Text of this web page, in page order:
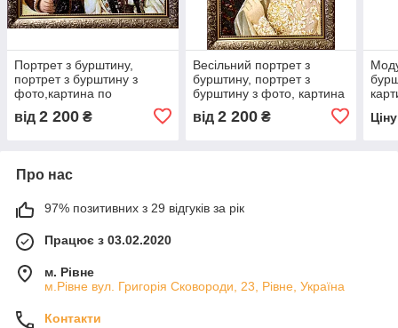
Портрет з бурштину,
портрет з бурштину з
фото,картина по
від 2 200 ₴
Весільний портрет з
бурштину, портрет з
бурштину з фото, картина
від 2 200₴
Про нас
97% позитивних з 29 відгуків за рік
Працює з 03.02.2020
м. Рівне
м.Рівне вул. Григорія Сковороди, 23, Рівне, Україна
Контакти